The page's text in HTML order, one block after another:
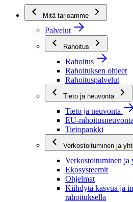
Mitä tarjoamme
Palvelut
Rahoitus
Rahoitus
Rahoituksen ohjeet
Rahoituspalvelut
Tieto ja neuvonta
Tieto ja neuvonta
EU-rahoitusneuvonta
Tietopankki
Verkostoituminen ja
Verkostoituminen ja
Ekosysteemit
Ohjelmat
Kiihdytä kasvua ja
rahoituksella